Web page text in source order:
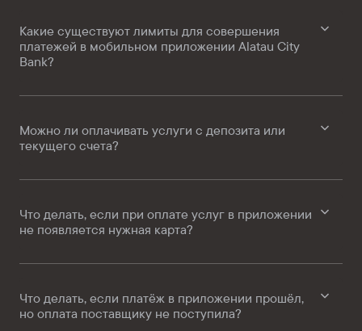
Какие существуют лимиты для совершения
платежей в мобильном приложении Alatau City
Bank?
Можно ли оплачивать услуги с депозита или
текущего счета?
Что делать, если при оплате услуг в приложении
не появляется нужная карта?
Что делать, если платёж в приложении прошёл,
но оплата поставщику не поступила?